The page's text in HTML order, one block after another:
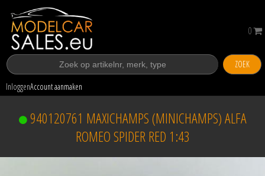
ZOEK
InloggenAccount aanmaken
0
940120761 MAXICHAMPS (MINICHAMPS) ALFA
ROMEO SPIDER RED 1:43